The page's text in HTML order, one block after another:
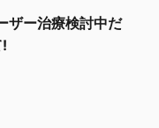
ザー治療検討中だ